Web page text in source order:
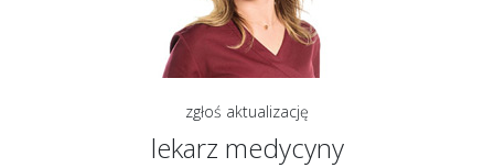
zgłoś aktualizację
lekarz medycyny